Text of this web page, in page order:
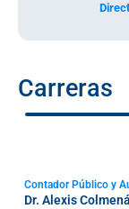
Carreras
Contador Público y
Dr. Alexis